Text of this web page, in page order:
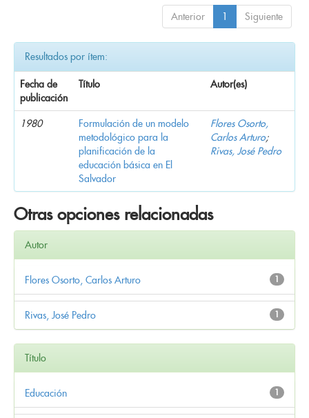
Anterior 1 Siguiente
Resultados por ítem:
Fecha de
publicación
Título Autor(es)
1980
Formulación de un modelo
metodológico para la
planificación de la
educación básica en El
Salvador
Flores Osorto,
Carlos Arturo;
Rivas, José Pedro
Otras opciones relacionadas
Autor
1
Flores Osorto, Carlos Arturo
1
Rivas, José Pedro
Título
1
Educación